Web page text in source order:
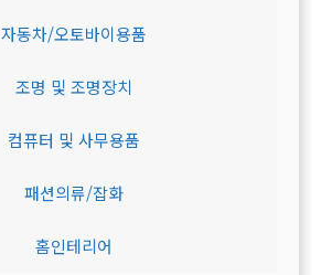
자동차/오토바이용품
조명 및 조명장치
컴퓨터 및 사무용품
패션의류/잡화
홈인테리어